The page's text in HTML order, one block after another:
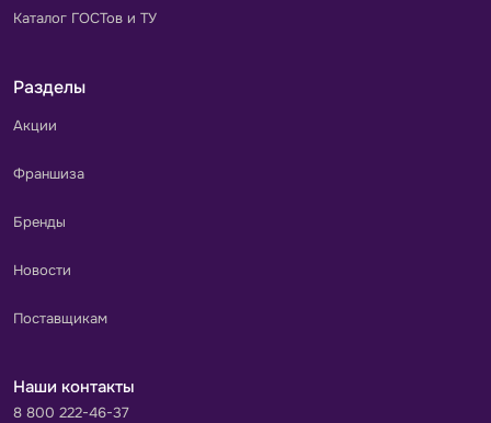
Каталог ГОСТов и ТУ
Разделы
Акции
Франшиза
Бренды
Новости
Поставщикам
Наши контакты
8 800 222-46-37